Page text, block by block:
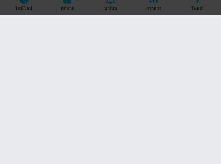
ไทม์ไลน์ ทักทาย มาใหม่ ข่าวสาร โพสต์
ลำพูน